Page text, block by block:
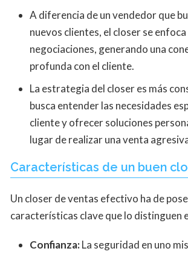
A diferencia de un vendedor que
nuevos clientes, el closer se
negociaciones, generando una
profunda con el cliente.
La estrategia del closer es más
busca entender las necesidades
cliente y ofrecer soluciones
lugar de realizar una venta
Características de un buen
Un closer de ventas efectivo ha de
características clave que lo distinguen
Confianza:La seguridad en uno